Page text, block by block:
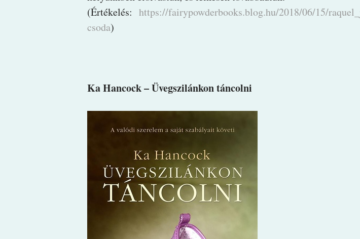
(Értékelés: https://fairypowderbooks.blog.hu/2018/06/15/
csoda)
Ka Hancock – Üvegszilánkon táncolni